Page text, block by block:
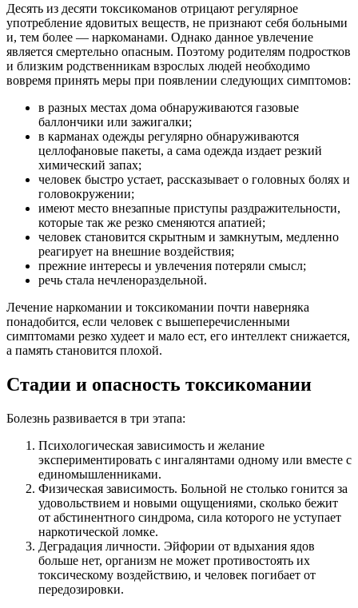
Десять из десяти токсикоманов отрицают регулярное
употребление ядовитых веществ, не признают себя больными
и, тем более — наркоманами. Однако данное увлечение
является смертельно опасным. Поэтому родителям подростков
и близким родственникам взрослых людей необходимо
вовремя принять меры при появлении следующих симптомов:
в разных местах дома обнаруживаются газовые
баллончики или зажигалки;
в карманах одежды регулярно обнаруживаются
целлофановые пакеты, а сама одежда издает резкий
химический запах;
человек быстро устает, рассказывает о головных болях и
головокружении;
имеют место внезапные приступы раздражительности,
которые так же резко сменяются апатией;
человек становится скрытным и замкнутым, медленно
реагирует на внешние воздействия;
прежние интересы и увлечения потеряли смысл;
речь стала нечленораздельной.
Лечение наркомании и токсикомании почти наверняка
понадобится, если человек с вышеперечисленными
симптомами резко худеет и мало ест, его интеллект снижается,
а память становится плохой.
Стадии и опасность токсикомании
Болезнь развивается в три этапа:
Психологическая зависимость и желание
экспериментировать с ингалянтами одному или вместе с
единомышленниками.
Физическая зависимость. Больной не столько гонится за
удовольствием и новыми ощущениями, сколько бежит
от абстинентного синдрома, сила которого не уступает
наркотической ломке.
Деградация личности. Эйфории от вдыхания ядов
больше нет, организм не может противостоять их
токсическому воздействию, и человек погибает от
передозировки.